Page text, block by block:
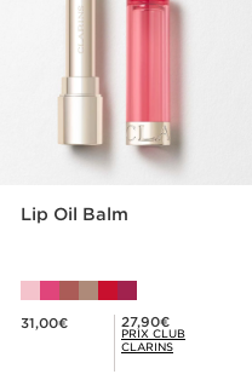
Lip Oil Balm
31,00€ Prix Club Clarins 27,90€
27,90€
PRIX CLUB
CLARINS